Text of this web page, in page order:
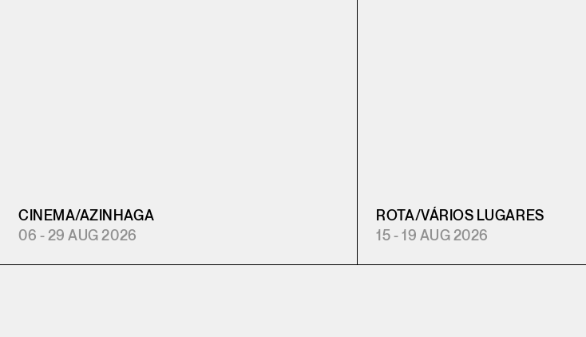
CINEMA/AZINHAGA
06 - 29 AUG 2026
ROTA/VÁRIOS LUGARES
15 - 19 AUG 2026